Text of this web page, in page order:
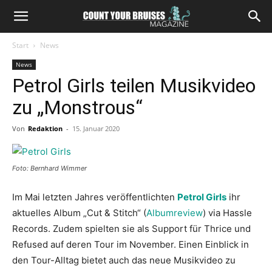
Start News
News
Petrol Girls teilen Musikvideo
zu „Monstrous“
Von Redaktion - 15. Januar 2020
Foto: Bernhard Wimmer
Im Mai letzten Jahres veröffentlichten Petrol Girls ihr
aktuelles Album „Cut & Stitch“ (Albumreview) via Hassle
Records. Zudem spielten sie als Support für Thrice und
Refused auf deren Tour im November. Einen Einblick in
den Tour-Alltag bietet auch das neue Musikvideo zu